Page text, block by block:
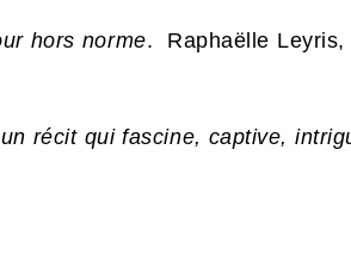
hors norme. Raphaëlle Leyris,
récit qui fascine, captive,